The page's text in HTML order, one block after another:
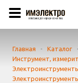
Главная - Каталог -
Инструмент,